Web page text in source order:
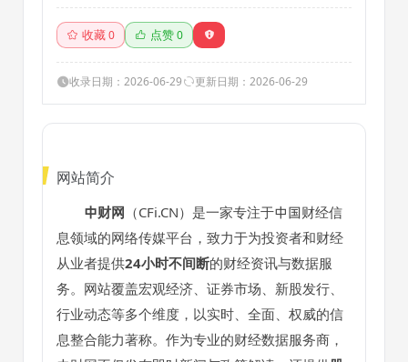
据、统计图表,财经分
析软件等
收藏0 点赞0
收录日期：2026-06-29 更新日期：2026-06-29
网站简介
中财网 （CFi.CN）是一家专注于中国财经信
息领域的网络传媒平台，致力于为投资者和财经
从业者提供24小时不间断的财经资讯与数据服
务。网站覆盖宏观经济、证券市场、新股发行、
行业动态等多个维度，以实时、全面、权威的信
息整合能力著称。作为专业的财经数据服务商，